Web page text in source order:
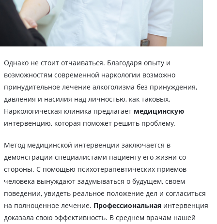
Однако не стоит отчаиваться. Благодаря опыту и
возможностям современной наркологии возможно
принудительное лечение алкоголизма без принуждения,
давления и насилия над личностью, как таковых.
Наркологическая клиника предлагает медицинскую
интервенцию, которая поможет решить проблему.
Метод медицинской интервенции заключается в
демонстрации специалистами пациенту его жизни со
стороны. С помощью психотерапевтических приемов
человека вынуждают задумываться о будущем, своем
поведении, увидеть реальное положение дел и согласиться
на полноценное лечение. Профессиональная интервенция
доказала свою эффективность. В среднем врачам нашей